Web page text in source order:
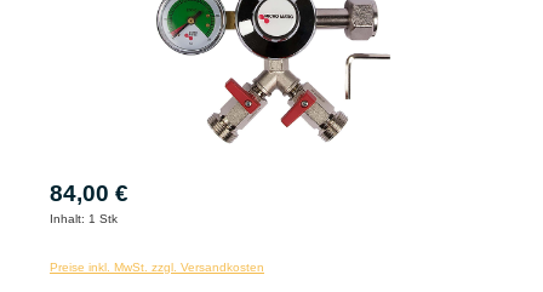
84,00 €
Inhalt: 1 Stk
Preise inkl. MwSt. zzgl. Versandkosten